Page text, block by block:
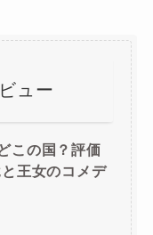
ュー
この国？評価
王女のコメデ